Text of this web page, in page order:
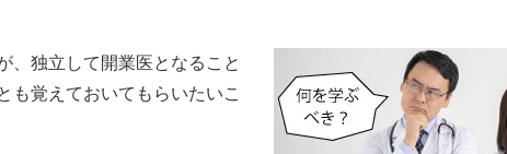
、独立して開業医となること
も覚えておいてもらいたいこ